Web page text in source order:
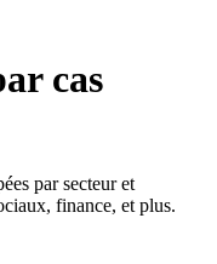
cas
par secteur et
finance, et plus.